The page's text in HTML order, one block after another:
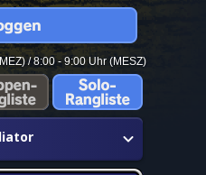
/ 8:00 - 9:00 Uhr (MESZ)